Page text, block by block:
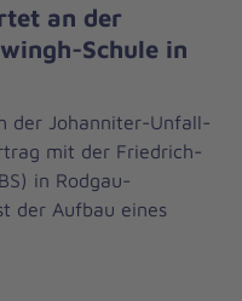
an der
Schule in
der Johanniter-Unfall-
mit der Friedrich-
in Rodgau-
der Aufbau eines